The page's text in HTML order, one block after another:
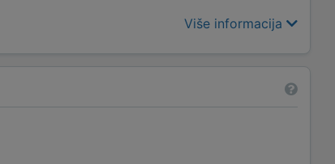
Više informacija